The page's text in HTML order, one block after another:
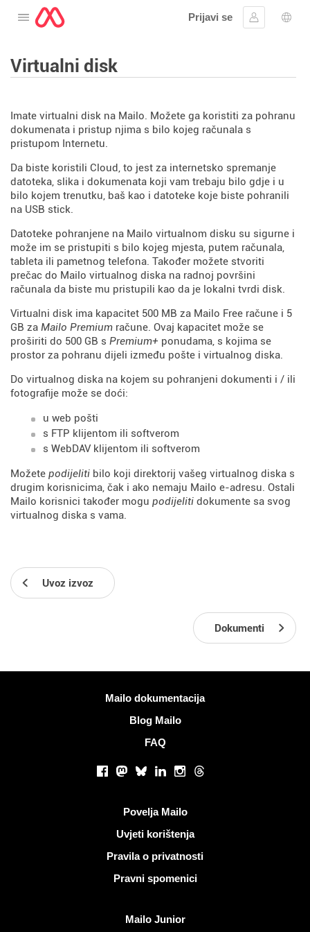
Otvorite izbornik
Prijavi se
Prijaviti se
Virtualni disk
Imate virtualni disk na Mailo. Možete ga koristiti za pohranu
dokumenata i pristup njima s bilo kojeg računala s
pristupom Internetu.
Da biste koristili Cloud, to jest za internetsko spremanje
datoteka, slika i dokumenata koji vam trebaju bilo gdje i u
bilo kojem trenutku, baš kao i datoteke koje biste pohranili
na USB stick.
Datoteke pohranjene na Mailo virtualnom disku su sigurne i
može im se pristupiti s bilo kojeg mjesta, putem računala,
tableta ili pametnog telefona. Također možete stvoriti
prečac do Mailo virtualnog diska na radnoj površini
računala da biste mu pristupili kao da je lokalni tvrdi disk.
Virtualni disk ima kapacitet 500 MB za Mailo Free račune i 5
GB za Mailo Premium račune. Ovaj kapacitet može se
proširiti do 500 GB s Premium+ ponudama, s kojima se
prostor za pohranu dijeli između pošte i virtualnog diska.
Do virtualnog diska na kojem su pohranjeni dokumenti i / ili
fotografije može se doći:
u web pošti
s FTP klijentom ili softverom
s WebDAV klijentom ili softverom
Možete podijeliti bilo koji direktorij vašeg virtualnog diska s
drugim korisnicima, čak i ako nemaju Mailo e-adresu. Ostali
Mailo korisnici također mogu podijeliti dokumente sa svog
virtualnog diska s vama.
Uvoz izvoz
Dokumenti
Mailo dokumentacija
Blog Mailo
FAQ
Facebook
Mastodon
BlueskyLinkedInInstagram
Threads
Povelja Mailo
Uvjeti korištenja
Pravila o privatnosti
Pravni spomenici
Mailo Junior